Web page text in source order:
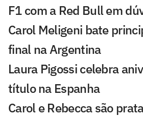
F1 com a Red Bull em
Carol Meligeni bate
final na Argentina
Laura Pigossi celebra
título na Espanha
Carol e Rebecca são